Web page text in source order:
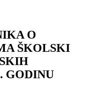
O
ŠKOLSKI
GODINU